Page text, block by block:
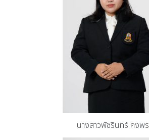
นางสาวพัชรินทร์ คงพร